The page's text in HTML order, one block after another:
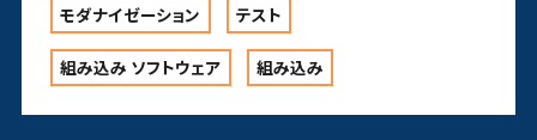
モダナイゼーション テスト
組み込み ソフトウェア 組み込み